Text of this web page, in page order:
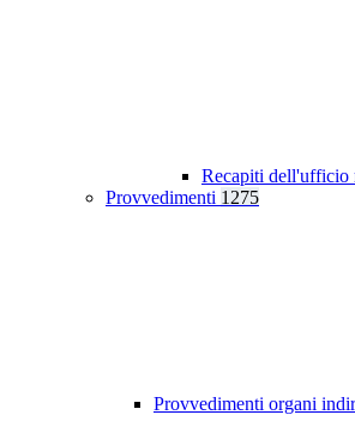
Recapiti dell'ufficio
Provvedimenti 1275
Provvedimenti organi